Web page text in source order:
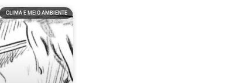
CLIMA E MEIO AMBIENTE